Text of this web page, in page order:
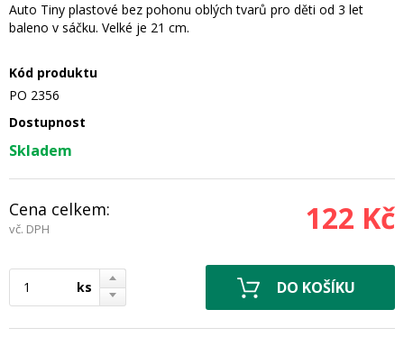
Auto Tiny plastové bez pohonu oblých tvarů pro děti od 3 let
baleno v sáčku. Velké je 21 cm.
Kód produktu
PO 2356
Dostupnost
Skladem
Cena celkem:
vč. DPH 122 Kč
ks